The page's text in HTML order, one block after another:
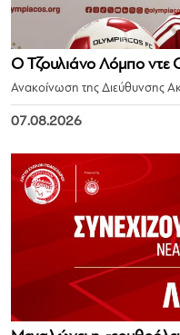
Ο Τζουλιάνο Λόμπο ντε
Ανακοίνωση της Διεύθυνσης
07.08.2026